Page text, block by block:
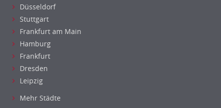
Düsseldorf
Stuttgart
Frankfurt am Main
Hamburg
Frankfurt
Dresden
Leipzig
Mehr Städte